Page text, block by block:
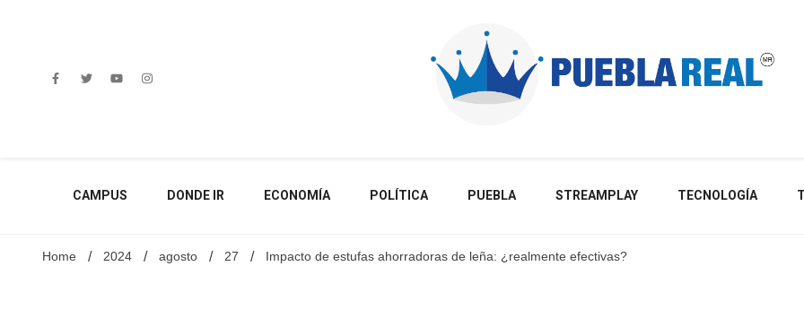
CAMPUS DONDE IR ECONOMÍA POLÍTICA PUEBLA STREAMPLAY TECNOLOGÍA
Home 2024 agosto 27 Impacto de estufas ahorradoras de leña: ¿realmente efectivas?